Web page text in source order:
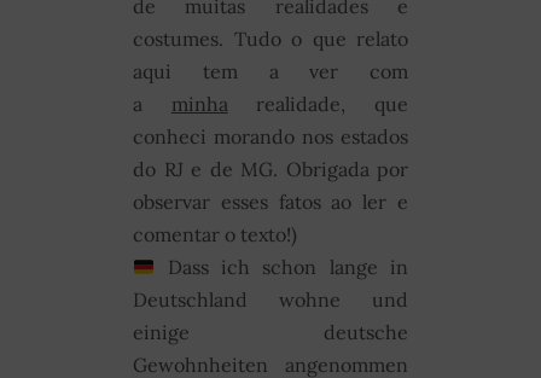
de muitas realidades e
costumes. Tudo o que relato
aqui tem a ver com
a minha realidade, que
conheci morando nos estados
do RJ e de MG. Obrigada por
observar esses fatos ao ler e
comentar o texto!)
Dass ich schon lange in
Deutschland wohne und
einige deutsche
Gewohnheiten angenommen